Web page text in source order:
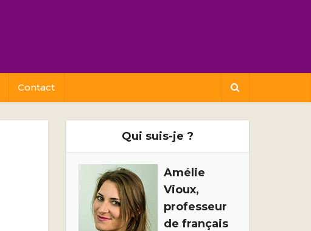
Contact
Qui suis-je ?
Amélie
Vioux,
professeur
de français